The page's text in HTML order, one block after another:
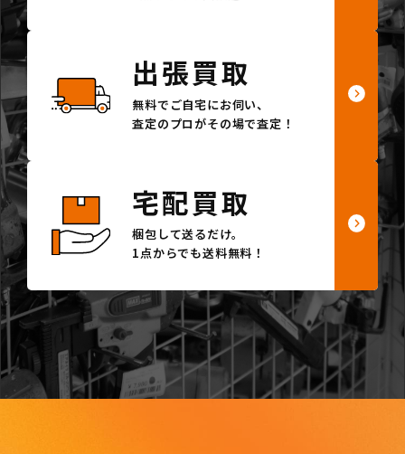
出張買取
無料でご自宅にお伺い、
査定のプロがその場で査定！
宅配買取
梱包して送るだけ。
1点からでも送料無料！